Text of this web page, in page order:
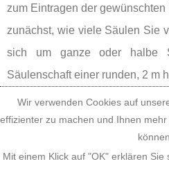
zum Eintragen der
zunächst, wie viele Säulen Sie
sich um ganze oder halbe
Säulenschaft einer runden, 2 m
Säulenschaft-Viertel, für den
hohen Säule nur 2
die Anzahl der erforderlichen
Anzahl der Säulen und
Wir verwenden Cookies auf
effizienter zu machen und Ihnen
können.
Mit einem Klick auf "OK" erklären Sie